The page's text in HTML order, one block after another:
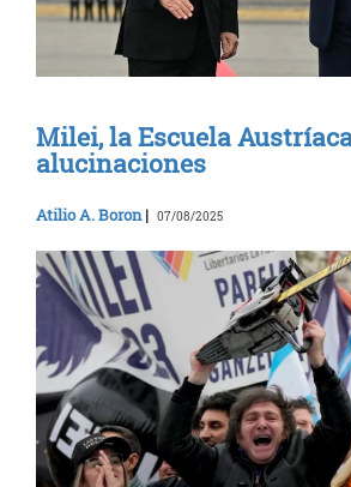
Milei, la Escuela
alucinaciones
Atilio A. Boron| 07/08/2025